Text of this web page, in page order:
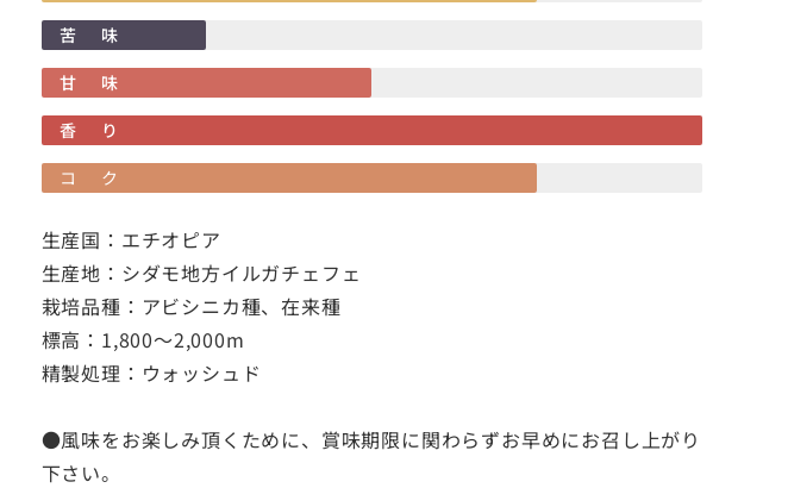
苦味
甘味
香り
コク
生産国：エチオピア
生産地：シダモ地方イルガチェフェ
栽培品種：アビシニカ種、在来種
標高：1,800〜2,000m
精製処理：ウォッシュド
●風味をお楽しみ頂くために、賞味期限に関わらずお早めにお召し上がり
下さい。